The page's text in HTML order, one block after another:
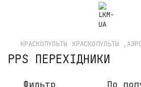
КРАСКОПУЛЬТЫ КРАСКОПУЛЬТЫ
PPS ПЕРЕХІДНИКИ
Фильтр По